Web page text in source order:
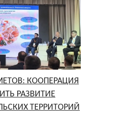
КООПЕРАЦИЯ
РАЗВИТИЕ
ТЕРРИТОРИЙ